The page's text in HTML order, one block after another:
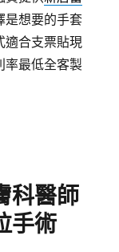
是想要的手套
適合支票貼現
率最低全客製
科醫師
手術